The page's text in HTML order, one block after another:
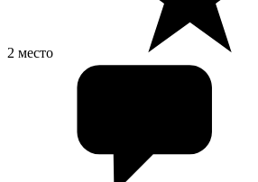
2 место